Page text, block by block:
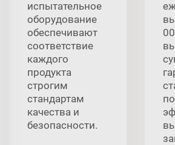
испытательное
оборудование
обеспечивают
соответствие
каждого
продукта
строгим
стандартам
качества и
безопасности.